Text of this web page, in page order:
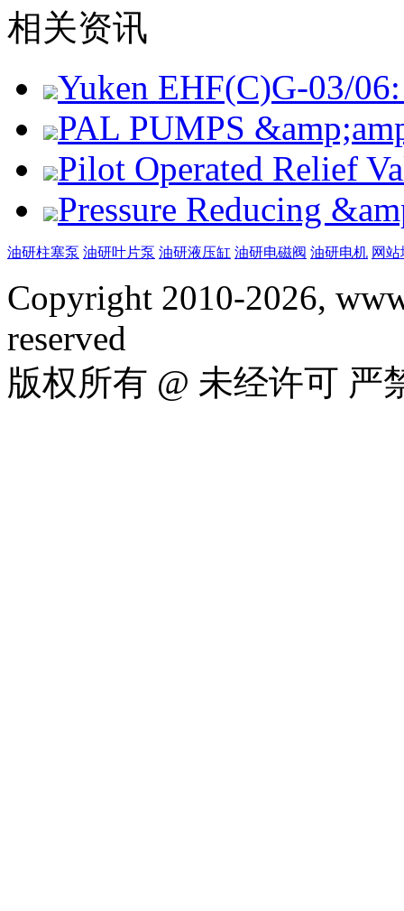
相关资讯
Yuken EHF(C)G-03/
PAL PUMPS
Pilot Operated Relief
Pressure Reducing
油研柱塞泵 油研叶片泵 油研液压缸 油研电磁阀 油研电机 网
Copyright 2010-2026,
reserved
版权所有 @ 未经许可 严